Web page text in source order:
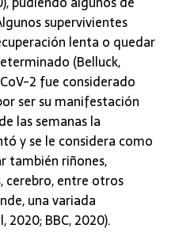
supervivientes
lenta o quedar
(Belluck,
2 fue considerado
ser su manifestación
las semanas la
y se le considera como
también riñones,
cerebro, entre otros
una variada
BBC, 2020).